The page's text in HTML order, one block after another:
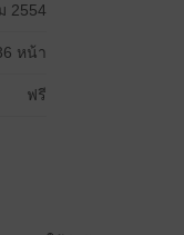
2554
หน้า
ฟรี